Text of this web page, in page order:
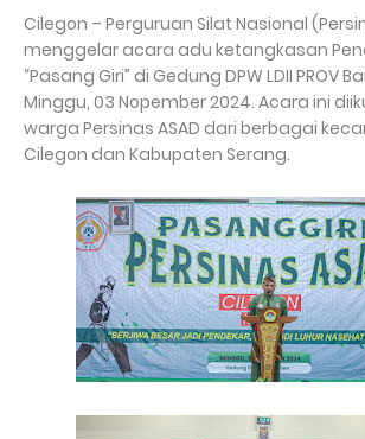
Cilegon – Perguruan Silat Nasional
menggelar acara adu ketangkasan
“Pasang Giri” di Gedung DPW LDII PROV
Minggu, 03 Nopember 2024. Acara ini
warga Persinas ASAD dari berbagai
Cilegon dan Kabupaten Serang.